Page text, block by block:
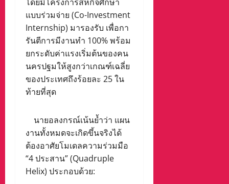
แบบร่วมจ่าย (Co-Investment
Internship) มารองรับ เพื่อกา
รันตีการมีงานทำ 100% พร้อม
ยกระดับค่าแรงเริ่มต้นของคน
นครปฐมให้สูงกว่าเกณฑ์เฉลี่ย
ของประเทศถึงร้อยละ 25 ใน
ท้ายที่สุด
นายอลงกรณ์เน้นย้ำว่า แผน
งานทั้งหมดจะเกิดขึ้นจริงได้
ต้องอาศัยโมเดลความร่วมมือ
“4 ประสาน” (Quadruple
Helix) ประกอบด้วย: